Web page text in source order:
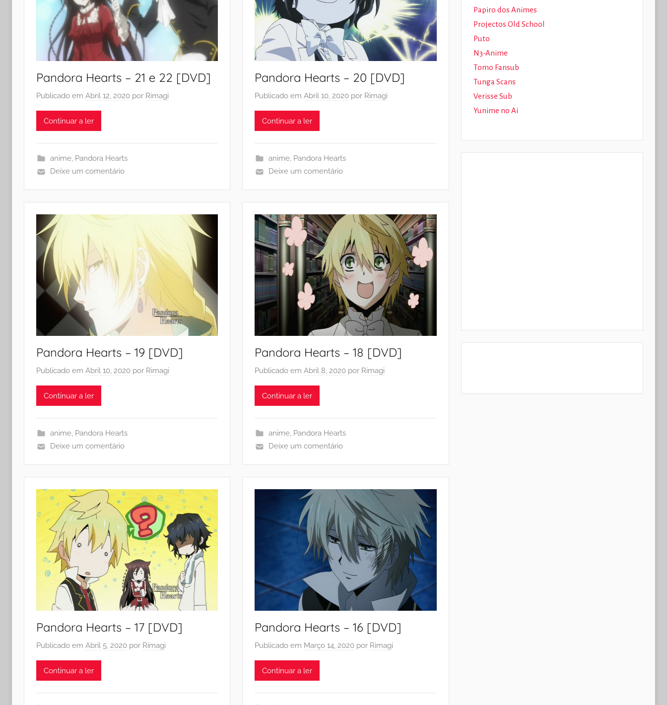
Pandora Hearts – 21 e 22 [DVD]
Publicado em Abril 12, 2020 por Rimagi
Continuar a ler
anime, Pandora Hearts
Deixe um comentário
Pandora Hearts – 20 [DVD]
Publicado emAbril 10, 2020 por Rimagi
Continuar a ler
anime, Pandora Hearts
Deixe um comentário
Pandora Hearts – 19 [DVD]
Publicado em Abril 10, 2020 por Rimagi
Continuar a ler
anime, Pandora Hearts
Deixe um comentário
Pandora Hearts – 18 [DVD]
Publicado emAbril 8, 2020 por Rimagi
Continuar a ler
anime, Pandora Hearts
Deixe um comentário
Pandora Hearts – 17 [DVD]
Publicado em Abril 5, 2020 por Rimagi
Continuar a ler
Pandora Hearts – 16 [DVD]
Publicado em Março 14, 2020 por Rimagi
Continuar a ler
Papiro dos Animes
Projectos Old School
Puto
N3-Anime
Tomo Fansub
Tunga Scans
Verisse Sub
Yunime no Ai